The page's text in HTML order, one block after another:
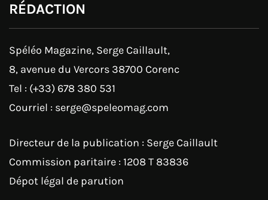
RÉDACTION
Spéléo Magazine, Serge Caillault,
8, avenue du Vercors 38700 Corenc
Tel : (+33) 678 380 531
Courriel : serge@speleomag.com
Directeur de la publication : Serge Caillault
Commission paritaire : 1208 T 83836
Dépot légal de parution